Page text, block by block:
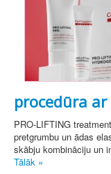
procedūra
PRO-LIFTING
pretgrumbu un ādas
skābju kombināciju un
Tālāk »